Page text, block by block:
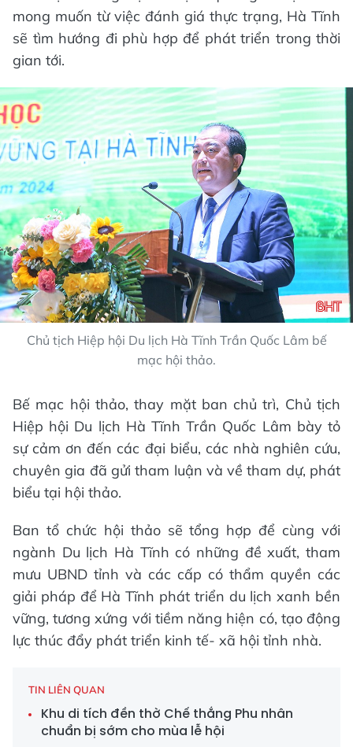
mong muốn từ việc đánh giá thực trạng, Hà Tĩnh
sẽ tìm hướng đi phù hợp để phát triển trong thời
gian tới.
Chủ tịch Hiệp hội Du lịch Hà Tĩnh Trần Quốc Lâm bế
mạc hội thảo.
Bế mạc hội thảo, thay mặt ban chủ trì, Chủ tịch
Hiệp hội Du lịch Hà Tĩnh Trần Quốc Lâm bày tỏ
sự cảm ơn đến các đại biểu, các nhà nghiên cứu,
chuyên gia đã gửi tham luận và về tham dự, phát
biểu tại hội thảo.
Ban tổ chức hội thảo sẽ tổng hợp để cùng với
ngành Du lịch Hà Tĩnh có những đề xuất, tham
mưu UBND tỉnh và các cấp có thẩm quyền các
giải pháp để Hà Tĩnh phát triển du lịch xanh bền
vững, tương xứng với tiềm năng hiện có, tạo động
lực thúc đẩy phát triển kinh tế- xã hội tỉnh nhà.
TIN LIÊN QUAN
Khu di tích đền thờ Chế thắng Phu nhân
chuẩn bị sớm cho mùa lễ hội